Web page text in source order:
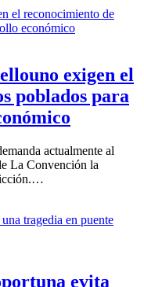
exigen el
poblados para
actualmente al
La Convención la
evita